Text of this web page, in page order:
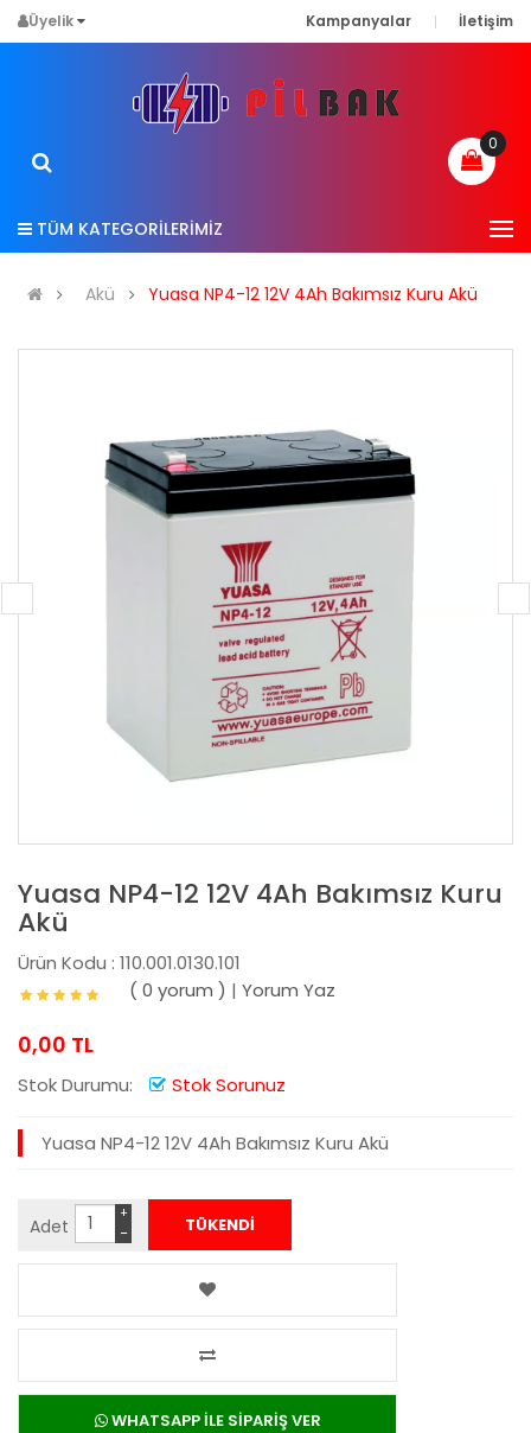
Üyelik Kampanyalar İletişim
0
TÜM KATEGORİLERİMİZ
Akü Yuasa NP4-12 12V 4Ah Bakımsız Kuru Akü
Yuasa NP4-12 12V 4Ah Bakımsız Kuru
Akü
Ürün Kodu : 110.001.0130.101
( 0 yorum ) | Yorum Yaz
0,00 TL
Stok Durumu: Stok Sorunuz
Yuasa NP4-12 12V 4Ah Bakımsız Kuru Akü
Adet −
+
WHATSAPP İLE SİPARİŞ VER